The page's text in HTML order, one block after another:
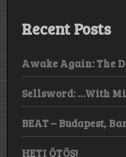
Recent Posts
Awake Again: The
Sellsword: …With
BEAT – Budapest,
HETI ÖTÖS!